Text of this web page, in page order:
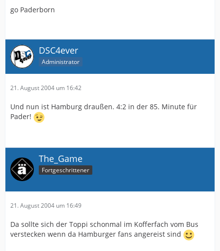
go Paderborn
DSC4ever
Administrator
21. August 2004 um 16:42
Und nun ist Hamburg draußen. 4:2 in der 85. Minute für
Pader!
The_Game
Fortgeschrittener
21. August 2004 um 16:49
Da sollte sich der Toppi schonmal im Kofferfach vom Bus
verstecken wenn da Hamburger fans angereist sind